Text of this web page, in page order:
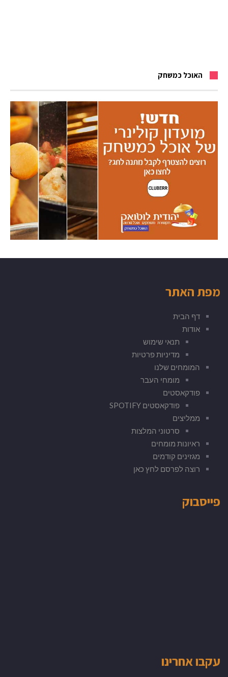
האוכל כמשחק
מפת האתר
דף הבית
אודות
תנאי שימוש
מדיניות פרטיות
המומחים שלנו
מומחי העבר
פודקאסטים
פודקאסטים SPOTIFY
ממליצים
סרטוני המלצות
ראיונות מומחים
מגזינים קודמים
רוצה לפרסם לחץ כאן
פייסבוק
עקבו אחרינו